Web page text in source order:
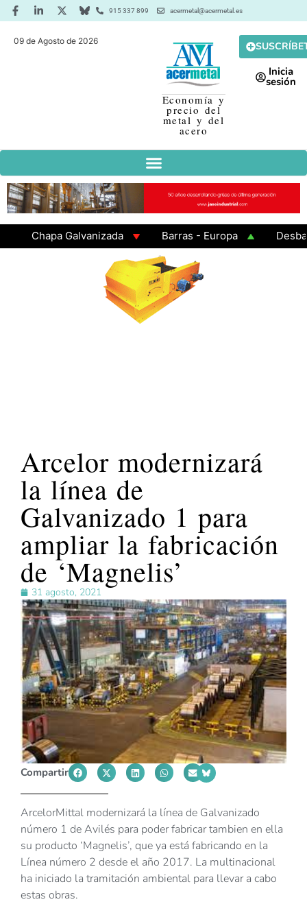
915 337 899 acermetal@acermetal.es
09 de Agosto de 2026
Economía y
precio del
metal y del
acero
Inicia
sesión
Chapa Galvanizada Barras - Europa
GAMA 3 - Cuadrados 200x200x8
Arcelor modernizará
la línea de
Galvanizado 1 para
ampliar la fabricación
de ‘Magnelis’
31 agosto, 2021
Compartir
ArcelorMittal modernizará la línea de Galvanizado
número 1 de Avilés para poder fabricar tambien en ella
su producto ‘Magnelis’, que ya está fabricando en la
Línea número 2 desde el año 2017. La multinacional
ha iniciado la tramitación ambiental para llevar a cabo
estas obras.